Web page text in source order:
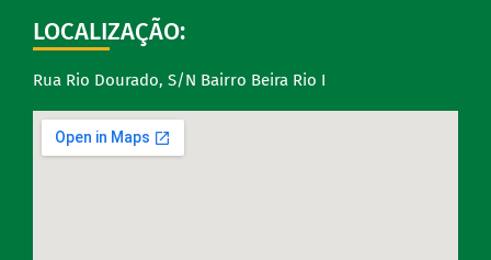
LOCALIZAÇÃO:
Rua Rio Dourado, S/N Bairro Beira Rio I